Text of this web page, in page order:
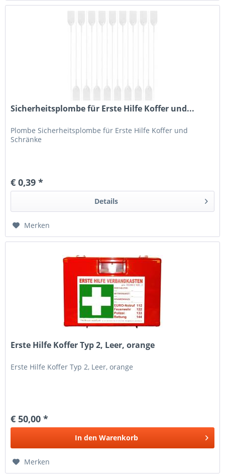
Sicherheitsplombe für Erste Hilfe Koffer und...
Plombe Sicherheitsplombe für Erste Hilfe Koffer und
Schränke
€ 0,39 *
Details
Merken
Erste Hilfe Koffer Typ 2, Leer, orange
Erste Hilfe Koffer Typ 2, Leer, orange
€ 50,00 *
In den Warenkorb
Merken